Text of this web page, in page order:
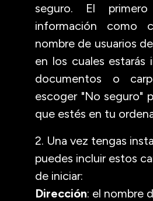
seguro. El
información como
nombre de usuarios
en los cuales estarás
documentos o
escoger "No seguro"
que estés en tu
2. Una vez tengas
puedes incluir estos
de iniciar:
Dirección: el nombre